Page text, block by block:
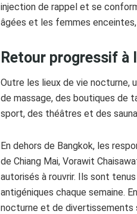
injection de rappel et se
âgées et les femmes
Retour progressif à
Outre les lieux de vie nocturne,
de massage, des boutiques de
sport, des théâtres et des
En dehors de Bangkok, les
de Chiang Mai, Vorawit
autorisés à rouvrir. Ils sont
antigéniques chaque semaine.
nocturne et de divertissements